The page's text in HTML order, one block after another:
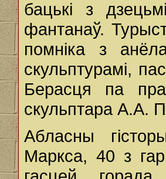
бацькі з
фантанаў.
помніка з
скульптурамі,
Берасця па
скульптара А.А.
Абласны
Маркса, 40 з